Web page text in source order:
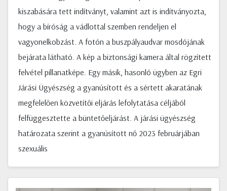
kiszabására tett indítványt, valamint azt is indítványozta,
hogy a bíróság a vádlottal szemben rendeljen el
vagyonelkobzást. A fotón a buszpályaudvar mosdójának
bejárata látható. A kép a biztonsági kamera által rögzített
felvétel pillanatképe. Egy másik, hasonló ügyben az Egri
Járási Ügyészség a gyanúsított és a sértett akaratának
megfelelően közvetítői eljárás lefolytatása céljából
felfüggesztette a büntetőeljárást. A járási ügyészség
határozata szerint a gyanúsított nő 2023 februárjában
szexuális